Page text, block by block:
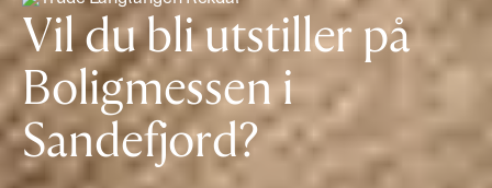
Vil du bli utstiller på
Boligmessen i
Sandefjord?